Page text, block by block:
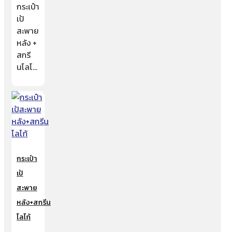
กระเป๋า
เป้
สะพาย
หลัง +
สกรี
นโลโ…
กระเป๋า
เป้
สะพาย
หลัง+สกรีน
โลโก้